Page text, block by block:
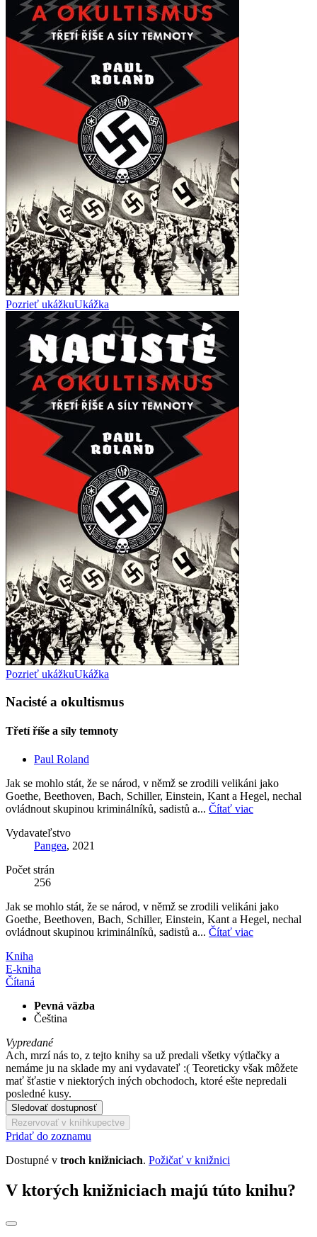
Pozrieť ukážkuUkážka
Pozrieť ukážkuUkážka
Nacisté a okultismus
Třetí říše a síly temnoty
Paul Roland
Jak se mohlo stát, že se národ, v němž se zrodili velikáni jako
Goethe, Beethoven, Bach, Schiller, Einstein, Kant a Hegel, nechal
ovládnout skupinou kriminálníků, sadistů a... Čítať viac
Vydavateľstvo
Pangea, 2021
Počet strán
256
Jak se mohlo stát, že se národ, v němž se zrodili velikáni jako
Goethe, Beethoven, Bach, Schiller, Einstein, Kant a Hegel, nechal
ovládnout skupinou kriminálníků, sadistů a... Čítať viac
Kniha
E-kniha
Čítaná
Pevná väzba
Čeština
Vypredané
Ach, mrzí nás to, z tejto knihy sa už predali všetky výtlačky a
nemáme ju na sklade my ani vydavateľ :( Teoreticky však môžete
mať šťastie v niektorých iných obchodoch, ktoré ešte nepredali
posledné kusy.
Sledovať dostupnosť
Rezervovať v kníhkupectve
Pridať do zoznamu
Dostupné v troch knižniciach. Požičať v knižnici
V ktorých knižniciach majú túto knihu?